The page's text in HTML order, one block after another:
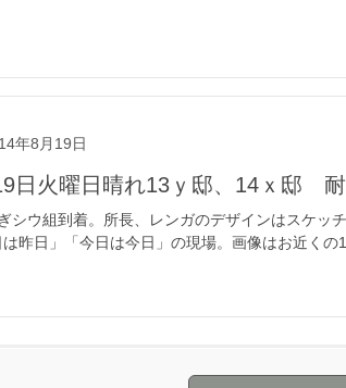
年8月19日
日火曜日晴れ13ｙ邸、14ｘ邸
シウ組到着。所長、レンガのデザインはスケッ
は昨日」「今日は今日」の現場。画像はお近くの